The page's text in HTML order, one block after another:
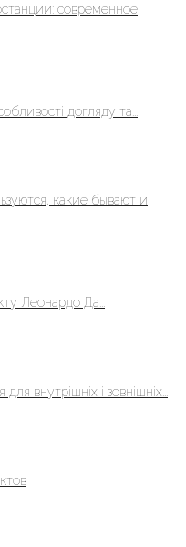
современное
догляду та...
какие бывают и
Леонардо Да...
внутрішніх і зовнішніх...